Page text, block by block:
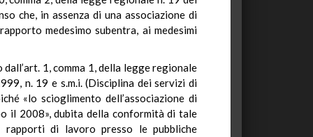
che, in assenza di una associazione di
medesimo subentra, ai medesimi
1, comma 1, della legge regionale
n. 19 e s.m.i. (Disciplina dei servizi di
«lo scioglimento dell’associazione di
il 2008», dubita della conformità di tale
rapporti di lavoro presso le pubbliche